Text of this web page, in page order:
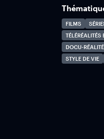
FILMS
TÉLÉRÉALITÉS
DOCU-
STYLE DE VIE